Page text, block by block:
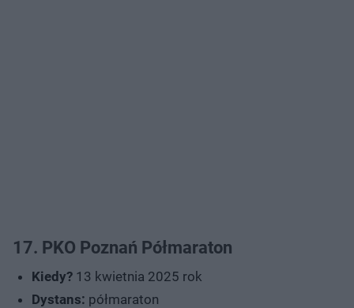
17. PKO Poznań Półmaraton
Kiedy? 13 kwietnia 2025 rok
Dystans: półmaraton